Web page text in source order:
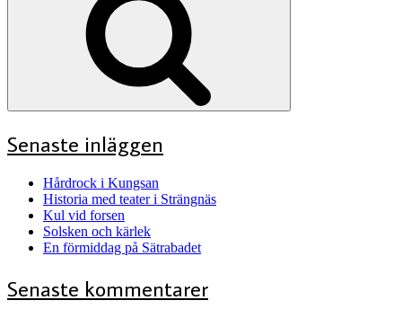
Senaste inläggen
Hårdrock i Kungsan
Historia med teater i Strängnäs
Kul vid forsen
Solsken och kärlek
En förmiddag på Sätrabadet
Senaste kommentarer